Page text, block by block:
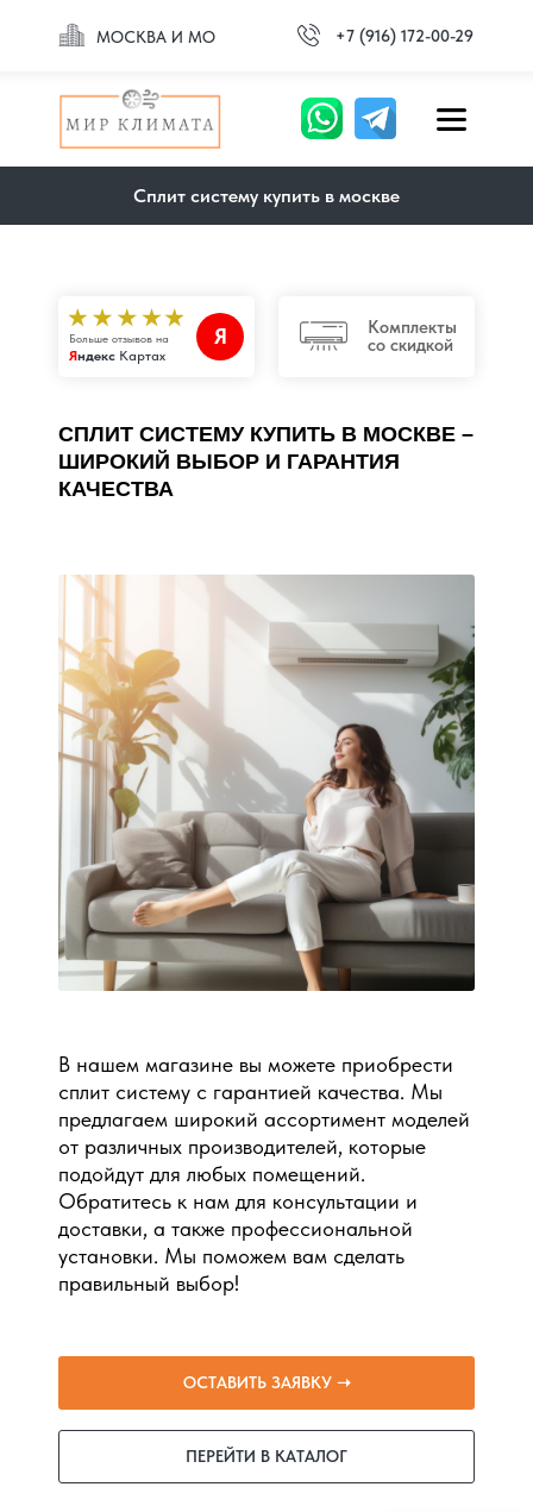
МОСКВА И МО +7 (916) 172-00-29
Сплит систему купить в москве
Больше отзывов на
Яндекс Картах
Я
СПЛИТ СИСТЕМУ КУПИТЬ В МОСКВЕ –
ШИРОКИЙ ВЫБОР И ГАРАНТИЯ
КАЧЕСТВА
В нашем магазине вы можете приобрести
сплит систему с гарантией качества. Мы
предлагаем широкий ассортимент моделей
от различных производителей, которые
подойдут для любых помещений.
Обратитесь к нам для консультации и
доставки, а также профессиональной
установки. Мы поможем вам сделать
правильный выбор!
ОСТАВИТЬ ЗАЯВКУ ➝
ПЕРЕЙТИ В КАТАЛОГ
Комплекты
со скидкой